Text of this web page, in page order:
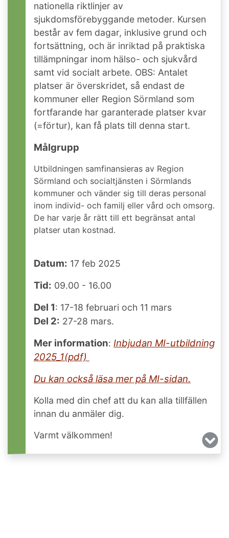
nationella riktlinjer av
sjukdomsförebyggande metoder. Kursen
består av fem dagar, inklusive grund och
fortsättning, och är inriktad på praktiska
tillämpningar inom hälso- och sjukvård
samt vid socialt arbete. OBS: Antalet
platser är överskridet, så endast de
kommuner eller Region Sörmland som
fortfarande har garanterade platser kvar
(=förtur), kan få plats till denna start.
Målgrupp
Utbildningen samfinansieras av Region
Sörmland och socialtjänsten i Sörmlands
kommuner och vänder sig till deras personal
inom individ- och familj eller vård och omsorg.
De har varje år rätt till ett begränsat antal
platser utan kostnad.
Datum: 17 feb 2025
Tid: 09.00 - 16.00
Del 1: 17-18 februari och 11 mars
Del 2: 27-28 mars.
Mer information: Inbjudan MI-utbildning
2025_1(pdf)
Du kan också läsa mer på MI-sidan.
Kolla med din chef att du kan alla tillfällen
innan du anmäler dig.
Varmt välkommen!